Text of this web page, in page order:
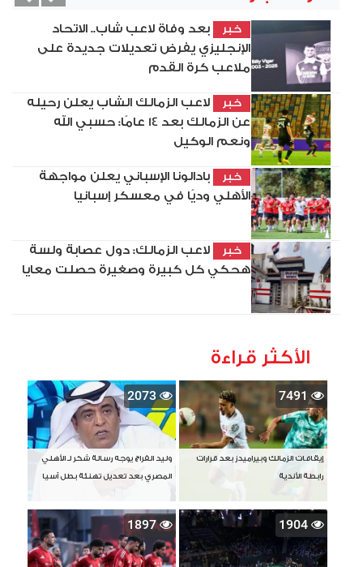
خبر
بعد وفاة لاعب شاب.. الاتحاد
الإنجليزي يفرض تعديلات جديدة على
ملاعب كرة القدم
خبر
لاعب الزمالك الشاب يعلن رحيله
عن الزمالك بعد 14 عامًا: حسبي الله
ونعم الوكيل
خبر
بادالونا الإسباني يعلن مواجهة
الأهلي وديًا في معسكر إسبانيا
خبر
لاعب الزمالك: دول عصابة ولسة
هحكي كل كبيرة وصغيرة حصلت معايا
Next
الأكثر قراءة
7491
إيقافات الزمالك وبيراميدز بعد قرارات
رابطة الأندية
2073
وليد الفراج يوجه رسالة شكر لـ الأهلي
المصري بعد تعديل تهنئة بطل آسيا
1904
1897